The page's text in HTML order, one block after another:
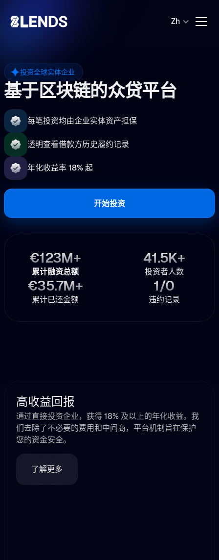
Zh
投资全球实体企业
基于区块链的众贷平台
每笔投资均由企业实体资产担保
透明查看借款方历史履约记录
年化收益率 18% 起
开始投资
€123M+
累计融资总额
41.5K+
投资者人数
€35.7M+
累计已还金额
1/0
违约记录
高收益回报
通过直接投资企业，获得 18% 及以上的年化收益。我
们去除了不必要的费用和中间商，平台机制旨在保护
您的资金安全。
了解更多